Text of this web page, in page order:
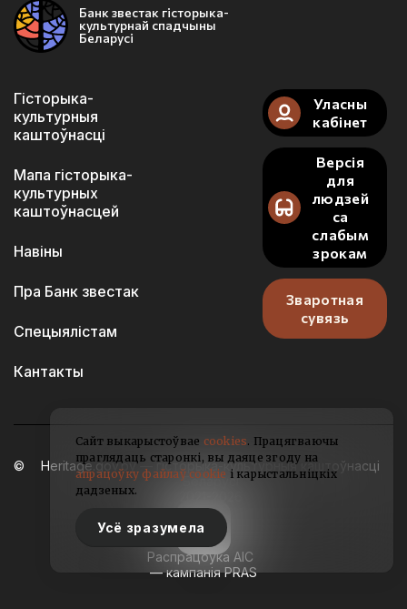
Банк звестак гісторыка-
культурнай спадчыны
Беларусі
Гісторыка-
культурныя
каштоўнасці
Мапа гісторыка-
культурных
каштоўнасцей
Навіны
Пра Банк звестак
Спецыялістам
Кантакты
Уласны
кабінет
Версія
для
людзей
са
слабым
зрокам
Зваротная
сувязь
Heritage.gov.by — гісторыка-культурныя каштоўнасці
Беларусі
Распрацоўка АІС
— кампанія PRAS
Сайт выкарыстоўвае cookies. Працягваючы
праглядаць старонкі, вы даяце згоду на
апрацоўку файлаў cookie і карыстальніцкіх
дадзеных.
Усё зразумела